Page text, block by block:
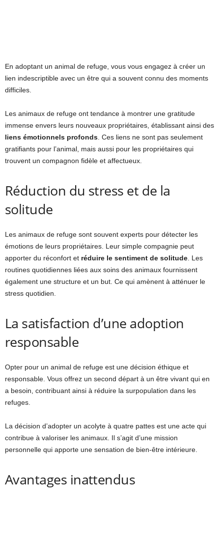
En adoptant un animal de refuge, vous vous engagez à créer un
lien indescriptible avec un être qui a souvent connu des moments
difficiles.
Les animaux de refuge ont tendance à montrer une gratitude
immense envers leurs nouveaux propriétaires, établissant ainsi des
liens émotionnels profonds . Ces liens ne sont pas seulement
gratifiants pour l’animal, mais aussi pour les propriétaires qui
trouvent un compagnon fidèle et affectueux.
Réduction du stress et de la
solitude
Les animaux de refuge sont souvent experts pour détecter les
émotions de leurs propriétaires. Leur simple compagnie peut
apporter du réconfort et réduire le sentiment de solitude . Les
routines quotidiennes liées aux soins des animaux fournissent
également une structure et un but. Ce qui amènent à atténuer le
stress quotidien.
La satisfaction d’une adoption
responsable
Opter pour un animal de refuge est une décision éthique et
responsable. Vous offrez un second départ à un être vivant qui en
a besoin, contribuant ainsi à réduire la surpopulation dans les
refuges.
La décision d’adopter un acolyte à quatre pattes est une acte qui
contribue à valoriser les animaux. Il s’agit d’une mission
personnelle qui apporte une sensation de bien-être intérieure.
Avantages inattendus